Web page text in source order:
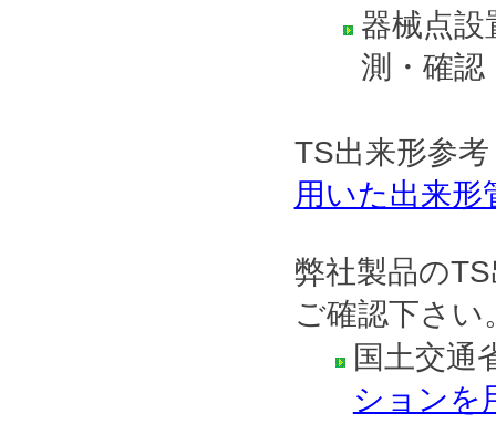
器械点設
測・確認
TS出来形参考
用いた出来形
弊社製品の
ご確認下さい
国土交通
ションを